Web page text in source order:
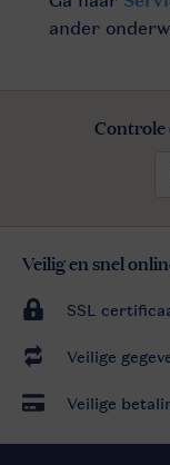
Controle
Veilig en snel
SSL
Veilige
Veilige